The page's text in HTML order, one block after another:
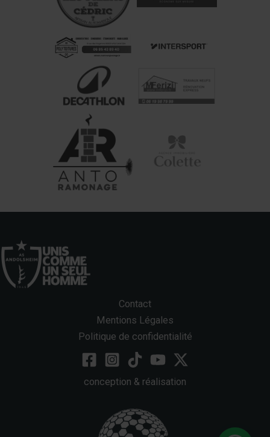
Contact
Mentions Légales
Politique de confidentialité
conception & réalisation